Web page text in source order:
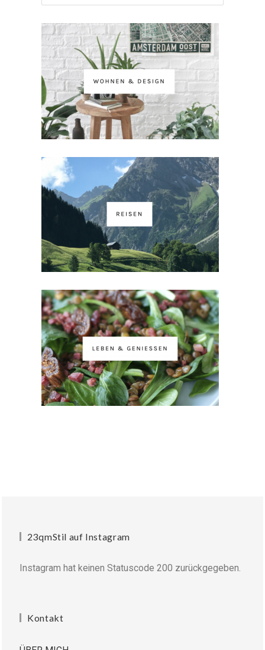
23qmStil auf Instagram
Instagram hat keinen Statuscode 200 zurückgegeben.
Kontakt